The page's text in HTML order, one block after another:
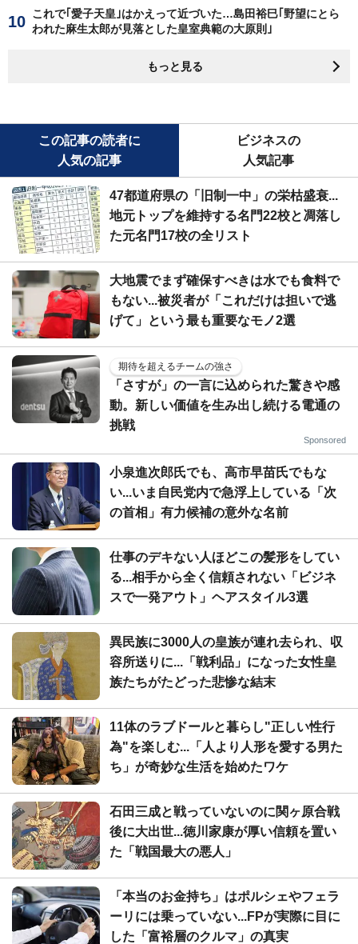
これで｢愛子天皇｣はかえって近づいた…島田裕巳｢野望にとら
われた麻生太郎が見落とした皇室典範の大原則｣
もっと見る
この記事の読者に
人気の記事
ビジネスの
人気記事
47都道府県の「旧制一中」の栄枯盛衰...
地元トップを維持する名門22校と凋落し
た元名門17校の全リスト
大地震でまず確保すべきは水でも食料で
もない...被災者が「これだけは担いで逃
げて」という最も重要なモノ2選
期待を超えるチームの強さ
「さすが」の一言に込められた驚きや感
動。新しい価値を生み出し続ける電通の
挑戦
Sponsored
小泉進次郎氏でも、高市早苗氏でもな
い...いま自民党内で急浮上している「次
の首相」有力候補の意外な名前
仕事のデキない人ほどこの髪形をしてい
る...相手から全く信頼されない「ビジネ
スで一発アウト」ヘアスタイル3選
異民族に3000人の皇族が連れ去られ、収
容所送りに...「戦利品」になった女性皇
族たちがたどった悲惨な結末
11体のラブドールと暮らし"正しい性行
為"を楽しむ...「人より人形を愛する男た
ち」が奇妙な生活を始めたワケ
石田三成と戦っていないのに関ヶ原合戦
後に大出世...徳川家康が厚い信頼を置い
た「戦国最大の悪人」
「本当のお金持ち」はポルシェやフェラ
ーリには乗っていない...FPが実際に目に
した「富裕層のクルマ」の真実